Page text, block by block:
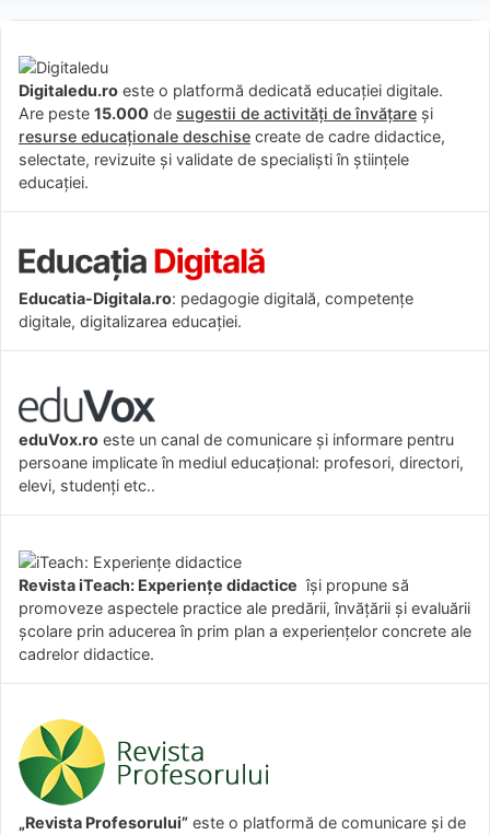
Digitaledu.ro este o platformă dedicată educației digitale.
Are peste 15.000 de sugestii de activități de învățare și
resurse educaționale deschise create de cadre didactice,
selectate, revizuite și validate de specialiști în științele
educației.
Educatia-Digitala.ro: pedagogie digitală, competențe
digitale, digitalizarea educației.
eduVox.ro este un canal de comunicare și informare pentru
persoane implicate în mediul educațional: profesori, directori,
elevi, studenți etc..
Revista iTeach: Experienţe didactice îşi propune să
promoveze aspectele practice ale predării, învăţării şi evaluării
şcolare prin aducerea în prim plan a experienţelor concrete ale
cadrelor didactice.
„Revista Profesorului” este o platformă de comunicare și de